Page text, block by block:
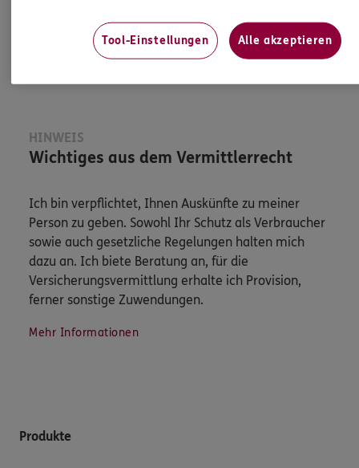
Jetzt informieren
HINWEIS
Wichtiges aus dem Vermittlerrecht
Ich bin verpflichtet, Ihnen Auskünfte zu meiner
Person zu geben. Sowohl Ihr Schutz als Verbraucher
sowie auch gesetzliche Regelungen halten mich
dazu an. Ich biete Beratung an, für die
Versicherungsvermittlung erhalte ich Provision,
ferner sonstige Zuwendungen.
Mehr Informationen
Produkte
Tool-Einstellungen Alle akzeptieren